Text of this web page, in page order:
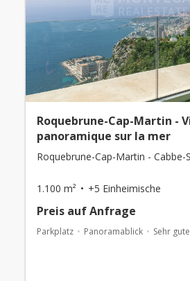
Roquebrune-Cap-Martin -
panoramique sur la mer
Roquebrune-Cap-Martin - Cabbe-
1.100 m² +5 Einheimische
Preis auf Anfrage
Parkplatz Panoramablick Sehr